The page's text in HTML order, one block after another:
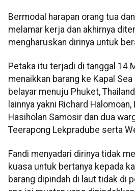
Bermodal harapan orang tua
melamar kerja dan akhirnya
mengharuskan dirinya untuk
Petaka itu terjadi di tanggal 14
menaikkan barang ke Kapal Sea
belayar menuju Phuket,
lainnya yakni Richard
Hasiholan Samosir dan dua
Teerapong Lekpradube serta
Fandi menyadari dirinya tidak
kuasa untuk bertanya kepada
barang dipindah di laut tidak di